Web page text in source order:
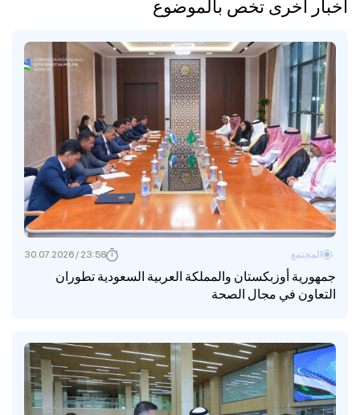
أخبار أخرى تخص بالموضوع
جمهورية أوزبكستان والمملكة العربية السعودية تطوران
التعاون في مجال الصحة
المجتمع 23:58 / 30.07.2026